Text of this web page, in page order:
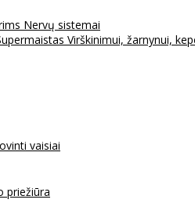
Nervų sistemai
Virškinimui, žarnynui,
vaisiai
priežiūra